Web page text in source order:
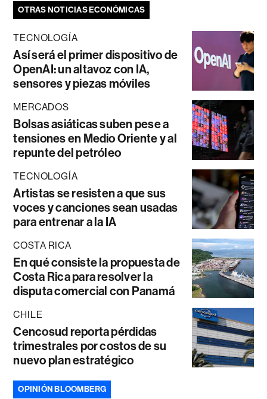
OTRAS NOTICIAS ECONÓMICAS
TECNOLOGÍA
Así será el primer dispositivo de
OpenAI: un altavoz con IA,
sensores y piezas móviles
MERCADOS
Bolsas asiáticas suben pese a
tensiones en Medio Oriente y al
repunte del petróleo
TECNOLOGÍA
Artistas se resisten a que sus
voces y canciones sean usadas
para entrenar a la IA
COSTA RICA
En qué consiste la propuesta de
Costa Rica para resolver la
disputa comercial con Panamá
CHILE
Cencosud reporta pérdidas
trimestrales por costos de su
nuevo plan estratégico
OPINIÓN BLOOMBERG